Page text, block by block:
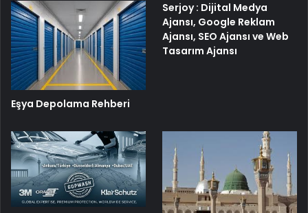
Eşya Depolama Rehberi
Serjoy : Dijital Medya
Ajansı, Google Reklam
Ajansı, SEO Ajansı ve Web
Tasarım Ajansı